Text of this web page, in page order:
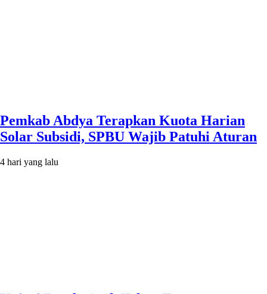
Pemkab Abdya Terapkan Kuota Harian
Solar Subsidi, SPBU Wajib Patuhi Aturan
4 hari yang lalu